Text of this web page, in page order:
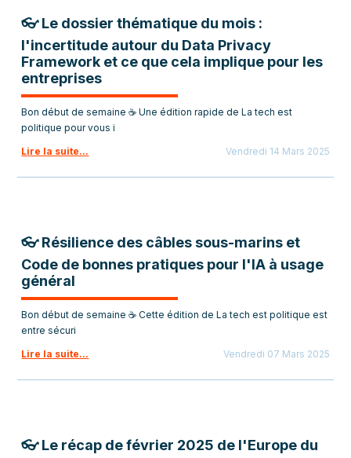
👓 Le dossier thématique du mois :
l'incertitude autour du Data Privacy
Framework et ce que cela implique pour les
entreprises
Bon début de semaine ☕ Une édition rapide de La tech est
politique pour vous i
Lire la suite...
Vendredi 14 Mars 2025
👓 Résilience des câbles sous-marins et
Code de bonnes pratiques pour l'IA à usage
général
Bon début de semaine ☕ Cette édition de La tech est politique est
entre sécuri
Lire la suite...
Vendredi 07 Mars 2025
👓 Le récap de février 2025 de l'Europe du